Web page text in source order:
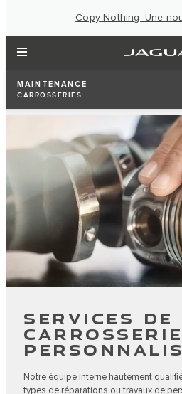
Copy Nothing. Une
MAINTENANCE
CARROSSERIES
SERVICES DE
Notre équipe interne hautement
types de réparations ou travaux de